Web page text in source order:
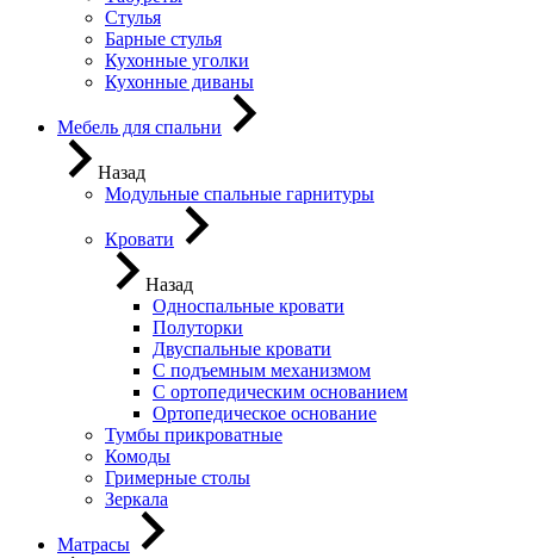
Стулья
Барные стулья
Кухонные уголки
Кухонные диваны
Мебель для спальни
Назад
Модульные спальные гарнитуры
Кровати
Назад
Односпальные кровати
Полуторки
Двуспальные кровати
С подъемным механизмом
С ортопедическим основанием
Ортопедическое основание
Тумбы прикроватные
Комоды
Гримерные столы
Зеркала
Матрасы